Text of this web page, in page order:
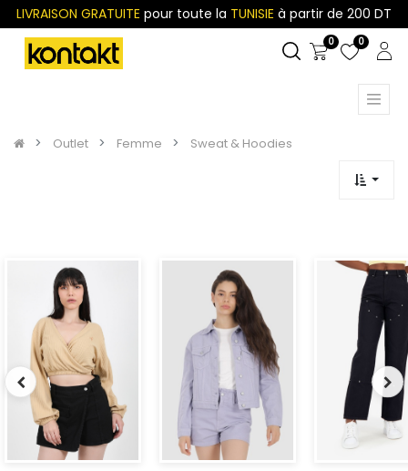
LIVRAISON GRATUITE pour toute la TUNISIE à partir de 200 DT
0 0
Outlet Femme Sweat & Hoodies